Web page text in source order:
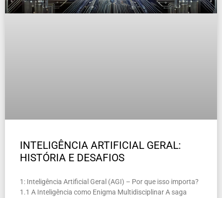
INTELIGÊNCIA ARTIFICIAL GERAL:
HISTÓRIA E DESAFIOS
1: Inteligência Artificial Geral (AGI) – Por que isso importa?
1.1 A Inteligência como Enigma Multidisciplinar A saga